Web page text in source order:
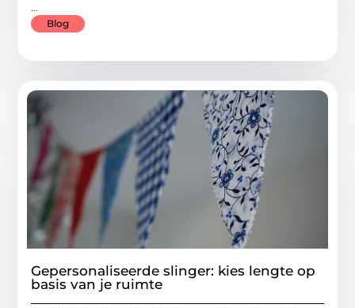
...
Blog
Gepersonaliseerde slinger: kies lengte op
basis van je ruimte